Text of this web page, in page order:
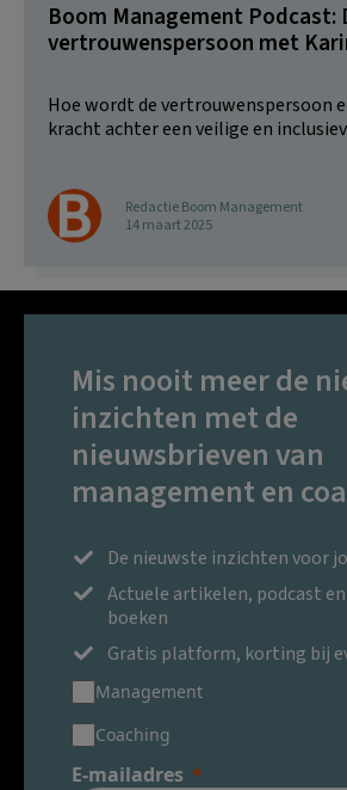
Boom Management Podcast:
vertrouwenspersoon met
Hoe wordt de vertrouwenspersoon
kracht achter een veilige en
Redactie Boom Management
14 maart 2025
Mis nooit meer de
inzichten met de
nieuwsbrieven van
management en
De nieuwste inzichten voor
Actuele artikelen, podcast
boeken
Gratis platform, korting bij
Management
Coaching
E-mailadres